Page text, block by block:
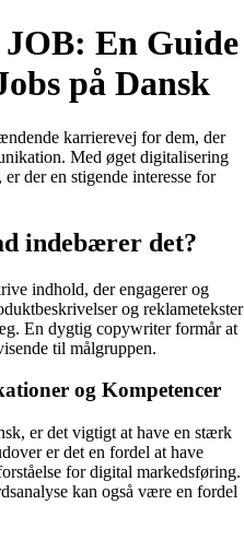
En Guide
på Dansk
karrierevej for dem, der
Med øget digitalisering
der en stigende interesse for
indebærer det?
indhold, der engagerer og
og reklametekster
En dygtig copywriter formår at
til målgruppen.
og Kompetencer
er det vigtigt at have en stærk
er det en fordel at have
for digital markedsføring.
kan også være en fordel